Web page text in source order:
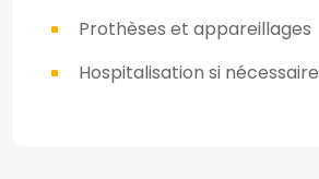
Prothèses et appareillages
Hospitalisation si nécessaire